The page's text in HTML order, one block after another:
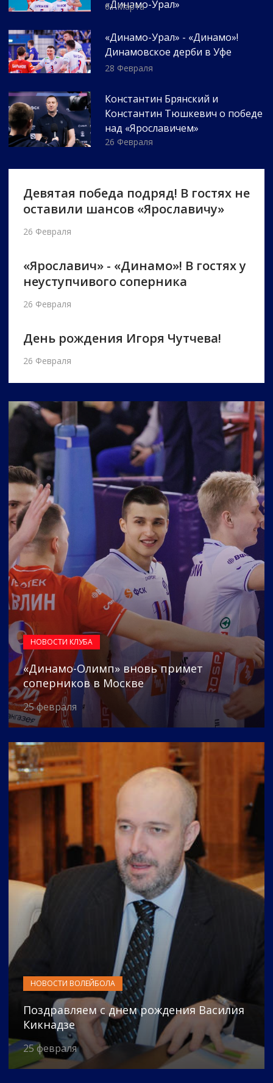
«Динамо-Урал»
01 Марта
«Динамо-Урал» - «Динамо»!
Динамовское дерби в Уфе
28 Февраля
Константин Брянский и
Константин Тюшкевич о победе
над «Ярославичем»
26 Февраля
Девятая победа подряд! В гостях не
оставили шансов «Ярославичу»
26 Февраля
«Ярославич» - «Динамо»! В гостях у
неуступчивого соперника
26 Февраля
День рождения Игоря Чутчева!
26 Февраля
НОВОСТИ КЛУБА
«Динамо-Олимп» вновь примет
соперников в Москве
25 февраля
НОВОСТИ ВОЛЕЙБОЛА
Поздравляем с днем рождения Василия
Кикнадзе
25 февраля